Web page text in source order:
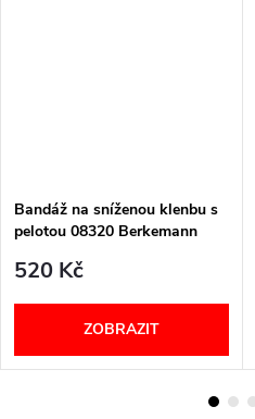
Bandáž na sníženou klenbu s
pelotou 08320 Berkemann
520 Kč
ZOBRAZIT